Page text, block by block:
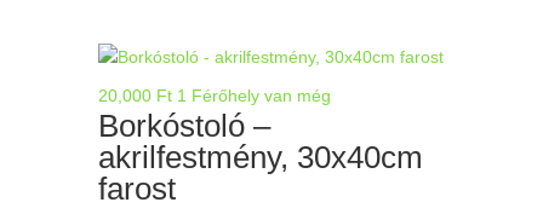
20,000 Ft 1 Férőhely van még
Borkóstoló –
akrilfestmény, 30x40cm
farost